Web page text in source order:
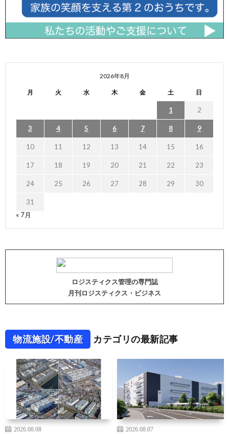
2026年8月
月 火 水 木 金 土 日
1 2
3 4 5 6 7 8 9
10 11 12 13 14 15 16
17 18 19 20 21 22 23
24 25 26 27 28 29 30
31
« 7月
ロジスティクス管理の専門誌
月刊ロジスティクス・ビジネス
物流施設/不動産 カテゴリの最新記事
2026.08.08
2026.08.07